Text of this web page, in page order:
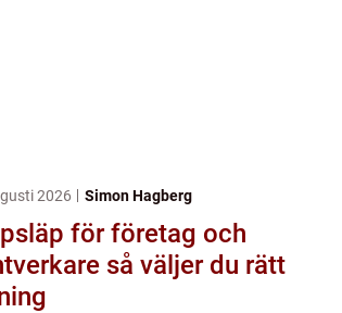
2026 Simon Hagberg
för företag och
så väljer du rätt